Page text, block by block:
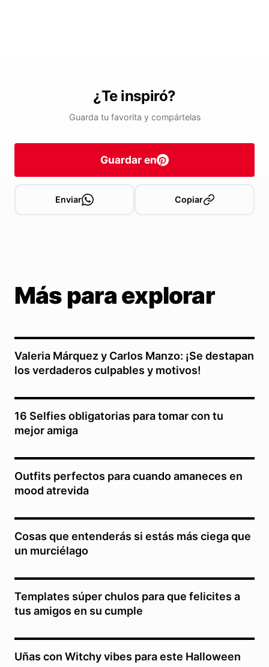
¿Te inspiró?
Guarda tu favorita y compártelas
Guardar en
Enviar Copiar
Más para explorar
Valeria Márquez y Carlos Manzo: ¡Se destapan
los verdaderos culpables y motivos!
16 Selfies obligatorias para tomar con tu
mejor amiga
Outfits perfectos para cuando amaneces en
mood atrevida
Cosas que entenderás si estás más ciega que
un murciélago
Templates súper chulos para que felicites a
tus amigos en su cumple
Uñas con Witchy vibes para este Halloween